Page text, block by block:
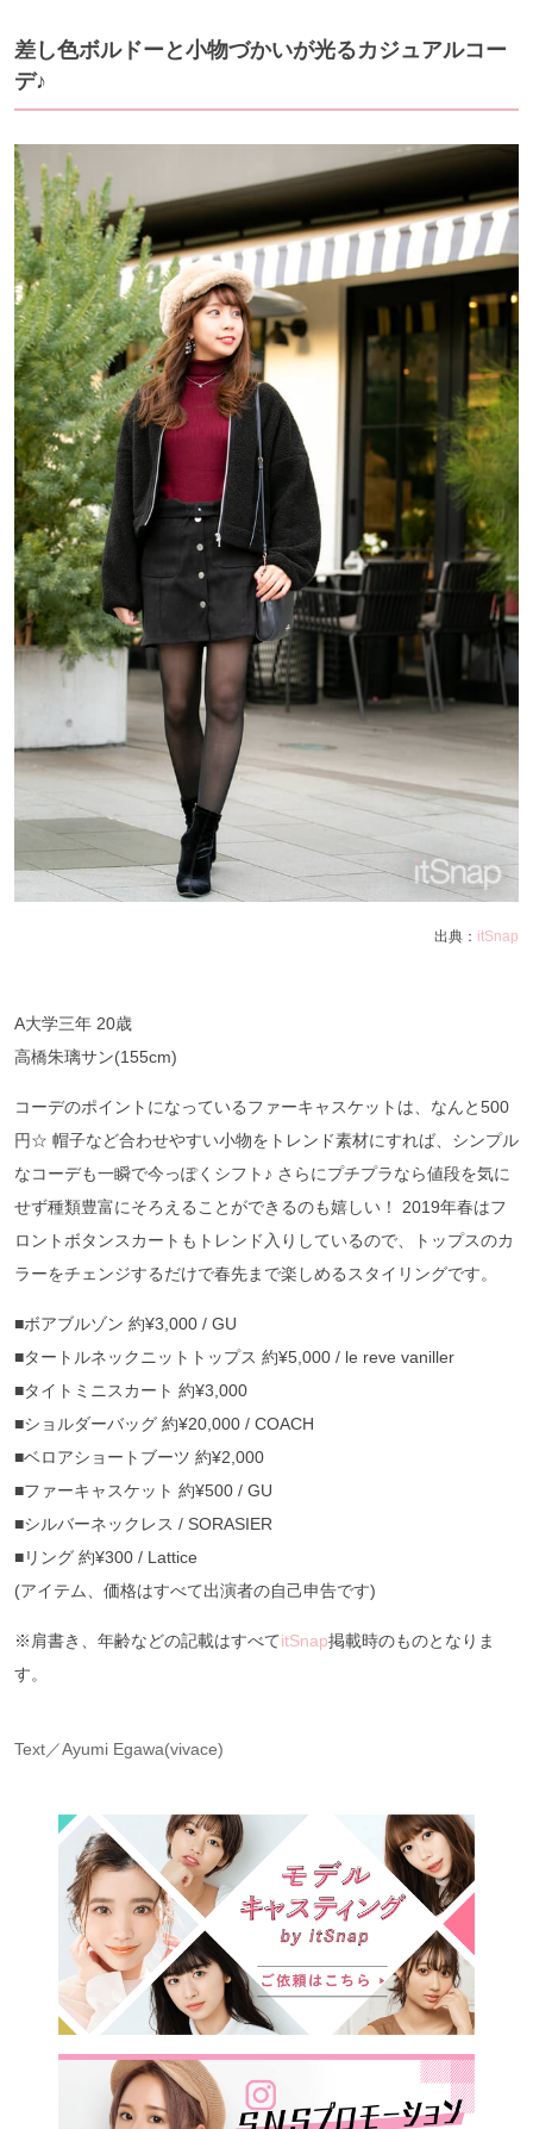
差し色ボルドーと小物づかいが光るカジュアルコー
デ♪
出典： itSnap
A大学三年 20歳
高橋朱璃サン(155cm)
コーデのポイントになっているファーキャスケットは、なんと500
円☆ 帽子など合わせやすい小物をトレンド素材にすれば、シンプル
なコーデも一瞬で今っぽくシフト♪ さらにプチプラなら値段を気に
せず種類豊富にそろえることができるのも嬉しい！ 2019年春はフ
ロントボタンスカートもトレンド入りしているので、トップスのカ
ラーをチェンジするだけで春先まで楽しめるスタイリングです。
■ボアブルゾン 約¥3,000 / GU
■タートルネックニットトップス 約¥5,000 / le reve vaniller
■タイトミニスカート 約¥3,000
■ショルダーバッグ 約¥20,000 / COACH
■ベロアショートブーツ 約¥2,000
■ファーキャスケット 約¥500 / GU
■シルバーネックレス / SORASIER
■リング 約¥300 / Lattice
(アイテム、価格はすべて出演者の自己申告です)
※肩書き、年齢などの記載はすべてitSnap掲載時のものとなりま
す。
Text／Ayumi Egawa(vivace)